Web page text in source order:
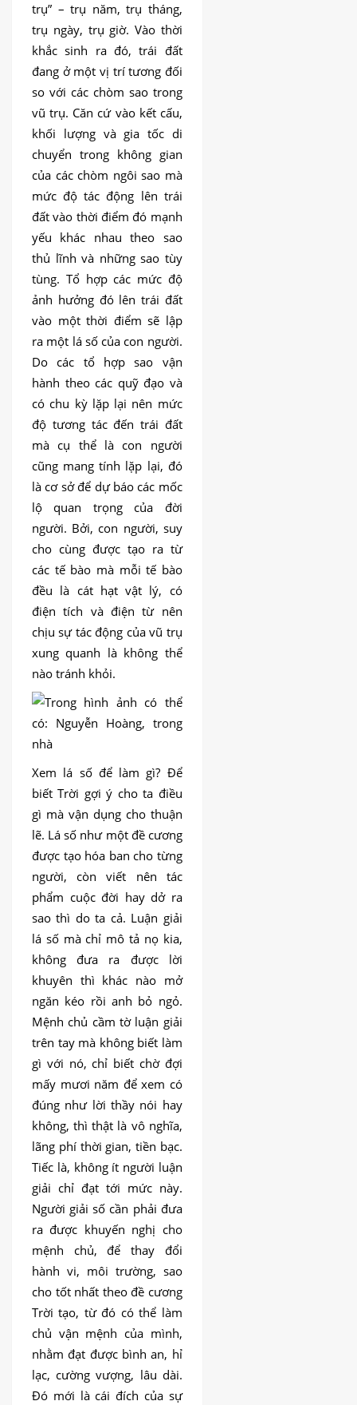
trụ” – trụ năm, trụ tháng,
trụ ngày, trụ giờ. Vào thời
khắc sinh ra đó, trái đất
đang ở một vị trí tương đối
so với các chòm sao trong
vũ trụ. Căn cứ vào kết cấu,
khối lượng và gia tốc di
chuyển trong không gian
của các chòm ngôi sao mà
mức độ tác động lên trái
đất vào thời điểm đó mạnh
yếu khác nhau theo sao
thủ lĩnh và những sao tùy
tùng. Tổ hợp các mức độ
ảnh hưởng đó lên trái đất
vào một thời điểm sẽ lập
ra một lá số của con người.
Do các tổ hợp sao vận
hành theo các quỹ đạo và
có chu kỳ lặp lại nên mức
độ tương tác đến trái đất
mà cụ thể là con người
cũng mang tính lặp lại, đó
là cơ sở để dự báo các mốc
lộ quan trọng của đời
người. Bởi, con người, suy
cho cùng được tạo ra từ
các tế bào mà mỗi tế bào
đều là cát hạt vật lý, có
điện tích và điện từ nên
chịu sự tác động của vũ trụ
xung quanh là không thể
nào tránh khỏi.
Xem lá số để làm gì? Để
biết Trời gợi ý cho ta điều
gì mà vận dụng cho thuận
lẽ. Lá số như một đề cương
được tạo hóa ban cho từng
người, còn viết nên tác
phẩm cuộc đời hay dở ra
sao thì do ta cả. Luận giải
lá số mà chỉ mô tả nọ kia,
không đưa ra được lời
khuyên thì khác nào mở
ngăn kéo rồi anh bỏ ngỏ.
Mệnh chủ cầm tờ luận giải
trên tay mà không biết làm
gì với nó, chỉ biết chờ đợi
mấy mươi năm để xem có
đúng như lời thầy nói hay
không, thì thật là vô nghĩa,
lãng phí thời gian, tiền bạc.
Tiếc là, không ít người luận
giải chỉ đạt tới mức này.
Người giải số cần phải đưa
ra được khuyến nghị cho
mệnh chủ, để thay đổi
hành vi, môi trường, sao
cho tốt nhất theo đề cương
Trời tạo, từ đó có thể làm
chủ vận mệnh của mình,
nhằm đạt được bình an, hỉ
lạc, cường vượng, lâu dài.
Đó mới là cái đích của sự